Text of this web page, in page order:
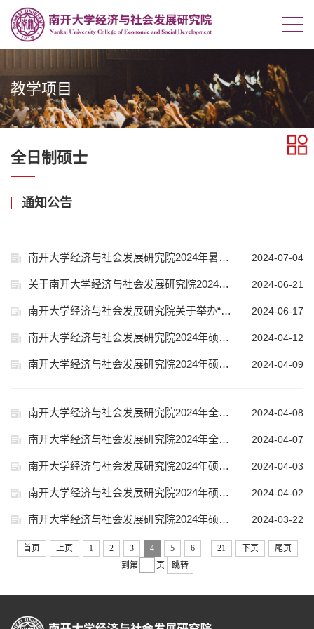
教学项目
全日制硕士
通知公告
南开大学经济与社会发展研究院2024年暑期优秀大学生夏令营入营名单公示及日程安排 2024-07-04
关于南开大学经济与社会发展研究院2024年夏令营网上报名延长的通知 2024-06-21
南开大学经济与社会发展研究院关于举办“2024年暑期优秀大学生夏令营”的通知 2024-06-17
南开大学经济与社会发展研究院2024年硕士研究生招生考试调剂复试结果公示 2024-04-12
南开大学经济与社会发展研究院2024年硕士研究生招生考试进入调剂复试考生名单公示 2024-04-09
南开大学经济与社会发展研究院2024年全日制硕士研究生复试调剂安排 2024-04-08
南开大学经济与社会发展研究院2024年全日制硕士研究生复试调剂系统开放时间公示 2024-04-07
南开大学经济与社会发展研究院2024年硕士研究生招生调剂复试办法 2024-04-03
南开大学经济与社会发展研究院2024年硕士研究生招生考试复试结果公示 2024-04-02
南开大学经济与社会发展研究院2024年硕士研究生招生考试进入复试考生名单公示 2024-03-22
首页 上页 1 2 3 4 5 6 21 下页
尾页
到第
页 跳转